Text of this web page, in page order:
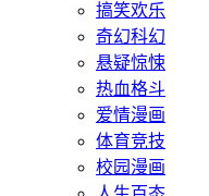
搞笑欢乐
奇幻科幻
悬疑惊悚
热血格斗
爱情漫画
体育竞技
校园漫画